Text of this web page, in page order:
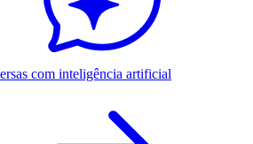
com inteligência artificial